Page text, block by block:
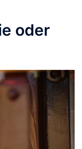
oder